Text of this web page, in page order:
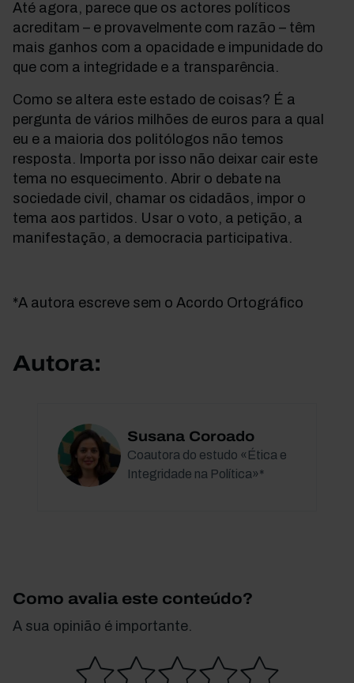
Até agora, parece que os actores políticos
acreditam – e provavelmente com razão – têm
mais ganhos com a opacidade e impunidade do
que com a integridade e a transparência.
Como se altera este estado de coisas? É a
pergunta de vários milhões de euros para a qual
eu e a maioria dos politólogos não temos
resposta. Importa por isso não deixar cair este
tema no esquecimento. Abrir o debate na
sociedade civil, chamar os cidadãos, impor o
tema aos partidos. Usar o voto, a petição, a
manifestação, a democracia participativa.
*A autora escreve sem o Acordo Ortográfico
Autora:
Susana Coroado
Coautora do estudo «Ética e
Integridade na Política»*
Como avalia este conteúdo?
A sua opinião é importante.